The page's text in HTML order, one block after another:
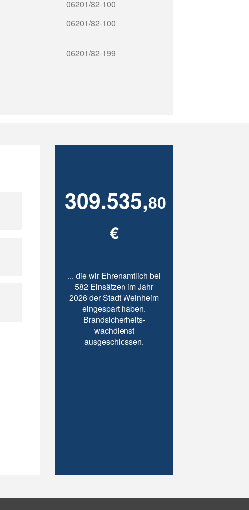
06201/82-100
06201/82-100
06201/82-199
309.535,80
€
... die wir Ehrenamtlich bei
582 Einsätzen im Jahr
2026 der Stadt Weinheim
eingespart haben.
Brandsicherheits-
wachdienst
ausgeschlossen.